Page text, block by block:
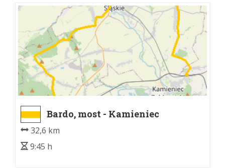
Bardo, most - Kamieniec
Ząbkowicki, dw. kol.
32,6 km
9:45 h